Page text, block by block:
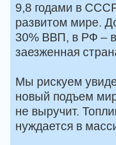
9,8 годами в
развитом мире.
30% ВВП, в РФ –
заезженная
Мы рискуем
новый подъем
не выручит.
нуждается в